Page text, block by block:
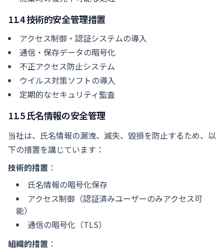
11.4 技術的安全管理措置
アクセス制御・認証システムの導入
通信・保存データの暗号化
不正アクセス防止システム
ウイルス対策ソフトの導入
定期的なセキュリティ監査
11.5 氏名情報の安全管理
当社は、氏名情報の漏洩、滅失、毀損を防止するため、以
下の措置を講じています：
技術的措置 ：
氏名情報の暗号化保存
アクセス制御（認証済みユーザーのみアクセス可
能）
通信の暗号化（TLS）
組織的措置 ：